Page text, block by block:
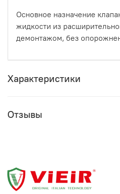
Основное назначение
жидкости из
демонтажом, без
Характеристики
Отзывы